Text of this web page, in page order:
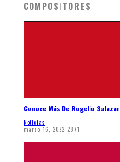
COMPOSITORES
Conoce Más De Rogelio Salazar
Noticias
marzo 16, 2022 2871